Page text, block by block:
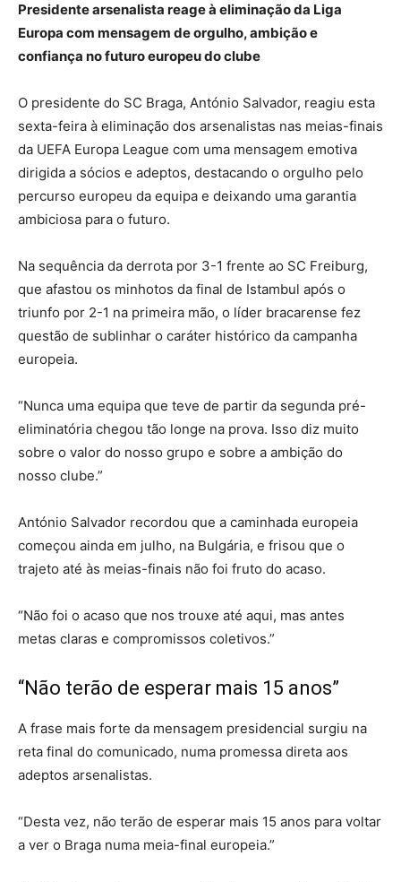
Presidente arsenalista reage à eliminação da Liga
Europa com mensagem de orgulho, ambição e
confiança no futuro europeu do clube
O presidente do SC Braga, António Salvador, reagiu esta
sexta-feira à eliminação dos arsenalistas nas meias-finais
da UEFA Europa League com uma mensagem emotiva
dirigida a sócios e adeptos, destacando o orgulho pelo
percurso europeu da equipa e deixando uma garantia
ambiciosa para o futuro.
Na sequência da derrota por 3-1 frente ao SC Freiburg,
que afastou os minhotos da final de Istambul após o
triunfo por 2-1 na primeira mão, o líder bracarense fez
questão de sublinhar o caráter histórico da campanha
europeia.
“Nunca uma equipa que teve de partir da segunda pré-
eliminatória chegou tão longe na prova. Isso diz muito
sobre o valor do nosso grupo e sobre a ambição do
nosso clube.”
António Salvador recordou que a caminhada europeia
começou ainda em julho, na Bulgária, e frisou que o
trajeto até às meias-finais não foi fruto do acaso.
“Não foi o acaso que nos trouxe até aqui, mas antes
metas claras e compromissos coletivos.”
“Não terão de esperar mais 15 anos”
A frase mais forte da mensagem presidencial surgiu na
reta final do comunicado, numa promessa direta aos
adeptos arsenalistas.
“Desta vez, não terão de esperar mais 15 anos para voltar
a ver o Braga numa meia-final europeia.”